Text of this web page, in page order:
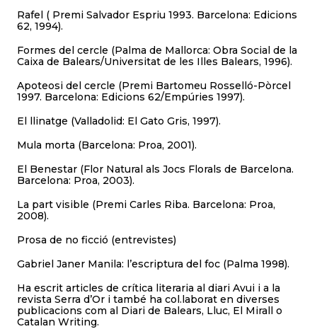
Rafel ( Premi Salvador Espriu 1993. Barcelona: Edicions
62, 1994).
Formes del cercle (Palma de Mallorca: Obra Social de la
Caixa de Balears/Universitat de les Illes Balears, 1996).
Apoteosi del cercle (Premi Bartomeu Rosselló-Pòrcel
1997. Barcelona: Edicions 62/Empúries 1997).
El llinatge (Valladolid: El Gato Gris, 1997).
Mula morta (Barcelona: Proa, 2001).
El Benestar (Flor Natural als Jocs Florals de Barcelona.
Barcelona: Proa, 2003).
La part visible (Premi Carles Riba. Barcelona: Proa,
2008).
Prosa de no ficció (entrevistes)
Gabriel Janer Manila: l’escriptura del foc (Palma 1998).
Ha escrit articles de crítica literaria al diari Avui i a la
revista Serra d’Or i també ha col.laborat en diverses
publicacions com al Diari de Balears, Lluc, El Mirall o
Catalan Writing.